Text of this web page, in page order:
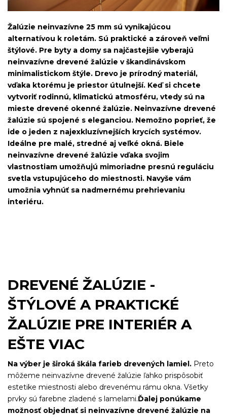
Žalúzie neinvazívne 25 mm sú vynikajúcou
alternatívou k roletám. Sú praktické a zároveň veľmi
štýlové. Pre byty a domy sa najčastejšie vyberajú
neinvazívne drevené žalúzie v škandinávskom
minimalistickom štýle. Drevo je prírodný materiál,
vďaka ktorému je priestor útulnejší. Keď si chcete
vytvoriť rodinnú, klimatickú atmosféru, vtedy sú na
mieste drevené okenné žalúzie. Neinvazívne drevené
žalúzie sú spojené s eleganciou. Nemožno poprieť, že
ide o jeden z najexkluzívnejších krycích systémov.
Ideálne pre malé, stredné aj veľké okná. Biele
neinvazívne drevené žalúzie vďaka svojim
vlastnostiam umožňujú mimoriadne presnú reguláciu
svetla vstupujúceho do miestnosti. Navyše vám
umožnia vyhnúť sa nadmernému prehrievaniu
interiéru.
DREVENÉ ŽALÚZIE -
ŠTÝLOVÉ A PRAKTICKÉ
ŽALÚZIE PRE INTERIÉR A
EŠTE VIAC
Na výber je široká škála farieb drevených lamiel. Preto
môžeme neinvazívne drevené žalúzie ľahko prispôsobiť
estetike miestnosti alebo drevenému rámu okna. Všetky
prvky sú farebne zladené s lamelami.Ďalej ponúkame
možnosť objednať si neinvazívne drevené žalúzie na